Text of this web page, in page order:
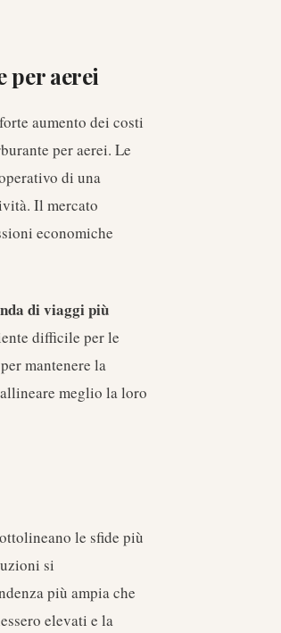
per aerei
aumento dei costi
per aerei. Le
di una
Il mercato
economiche
di viaggi più
difficile per le
mantenere la
meglio la loro
le sfide più
si
più ampia che
elevati e la